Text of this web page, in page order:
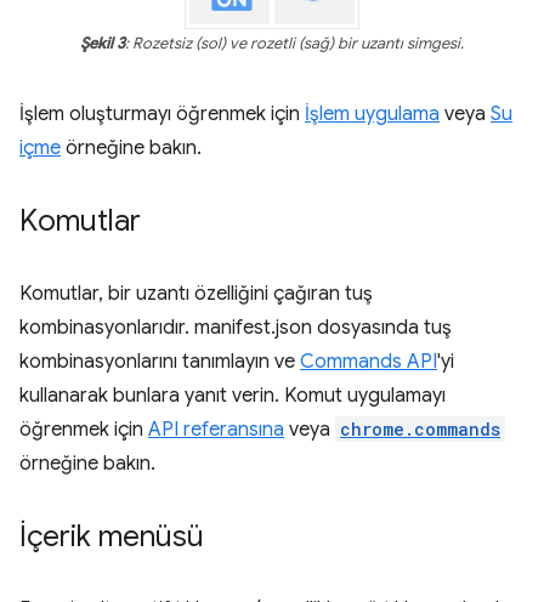
Şekil 3: Rozetsiz (sol) ve rozetli (sağ) bir uzantı simgesi.
İşlem oluşturmayı öğrenmek için İşlem uygulama veya Su
içme örneğine bakın.
Komutlar
Komutlar, bir uzantı özelliğini çağıran tuş
kombinasyonlarıdır. manifest.json dosyasında tuş
kombinasyonlarını tanımlayın ve Commands API'yi
kullanarak bunlara yanıt verin. Komut uygulamayı
öğrenmek için API referansına veya chrome.commands
örneğine bakın.
İçerik menüsü